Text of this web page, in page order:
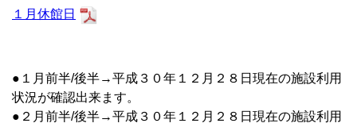
１月休館日
●１月前半/後半→平成３０年１２月２８日現在の施設利用
状況が確認出来ます。
●２月前半/後半→平成３０年１２月２８日現在の施設利用